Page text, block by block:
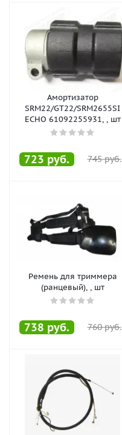
Амортизатор
SRM22/GT22/SRM2655SI
ECHO 61092255931, , шт
723 руб. 745руб.
Ремень для триммера
(ранцевый), , шт
738 руб. 760руб.